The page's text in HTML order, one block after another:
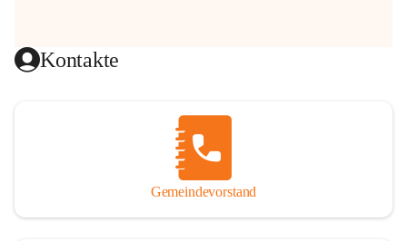
Kontakte
Gemeindevorstand